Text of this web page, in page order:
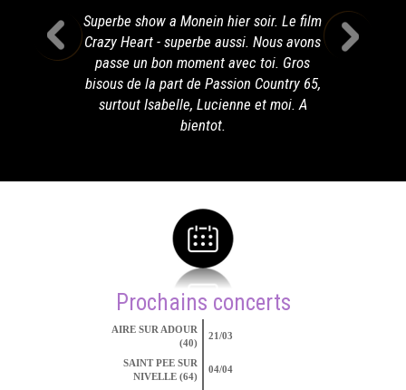
Superbe show a Monein hier soir. Le film
Crazy Heart - superbe aussi. Nous avons
passe un bon moment avec toi. Gros
bisous de la part de Passion Country 65,
surtout Isabelle, Lucienne et moi. A
bientot.
Prochains concerts
AIRE SUR ADOUR
(40)
21/03
SAINT PEE SUR
NIVELLE (64)
04/04